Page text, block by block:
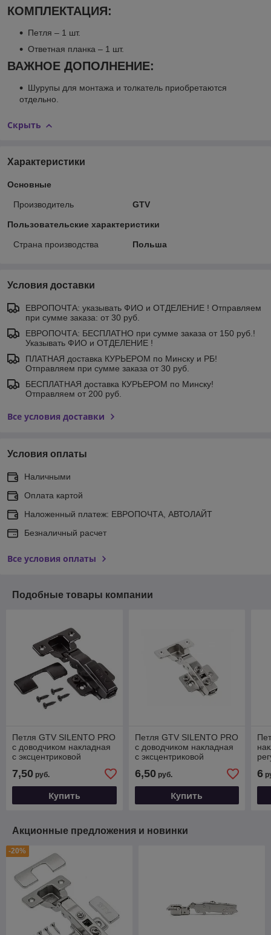
КОМПЛЕКТАЦИЯ:
Петля – 1 шт.
Ответная планка – 1 шт.
ВАЖНОЕ ДОПОЛНЕНИЕ:
Шурупы для монтажа и толкатель приобретаются
отдельно.
Скрыть
Характеристики
Основные
Производитель GTV
Пользовательские характеристики
Страна производства Польша
Условия доставки
ЕВРОПОЧТА: указывать ФИО и ОТДЕЛЕНИЕ ! Отправляем
при сумме заказа: от 30 руб.
ЕВРОПОЧТА: БЕСПЛАТНО при сумме заказа от 150 руб.!
Указывать ФИО и ОТДЕЛЕНИЕ !
ПЛАТНАЯ доставка КУРЬЕРОМ по Минску и РБ!
Отправляем при сумме заказа от 30 руб.
БЕСПЛАТНАЯ доставка КУРЬЕРОМ по Минску!
Отправляем от 200 руб.
Все условия доставки
Условия оплаты
Наличными
Оплата картой
Наложенный платеж: ЕВРОПОЧТА, АВТОЛАЙТ
Безналичный расчет
Все условия оплаты
Подобные товары компании
Петля GTV SILENTO PRO
с доводчиком накладная
c эксцентриковой
еврошурупа c 3D
регулировкой
7,50 руб.
Купить
Петля GTV SILENTO PRO
с доводчиком накладная
c эксцентриковой
еврошурупа с 3D
регулировкой
6,50руб.
Купить
6
Акционные предложения и новинки
-20%